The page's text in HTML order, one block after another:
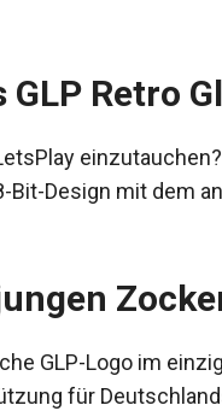
GLP Retro
Bit-Design mit dem
GLP-Logo im
für